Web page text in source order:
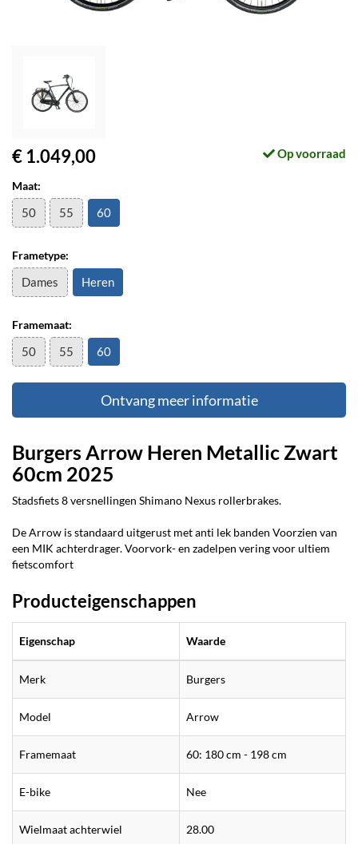
€ 1.049,00 Op voorraad
Maat:
50 55 60
Frametype:
Dames Heren
Framemaat:
50 55 60
Ontvang meer informatie
Burgers Arrow Heren Metallic Zwart
60cm 2025
Stadsfiets 8 versnellingen Shimano Nexus rollerbrakes.
De Arrow is standaard uitgerust met anti lek banden Voorzien van
een MIK achterdrager. Voorvork- en zadelpen vering voor ultiem
fietscomfort
Producteigenschappen
Eigenschap Waarde
Merk Burgers
Model Arrow
Framemaat 60: 180 cm - 198 cm
E-bike Nee
Wielmaat achterwiel 28.00